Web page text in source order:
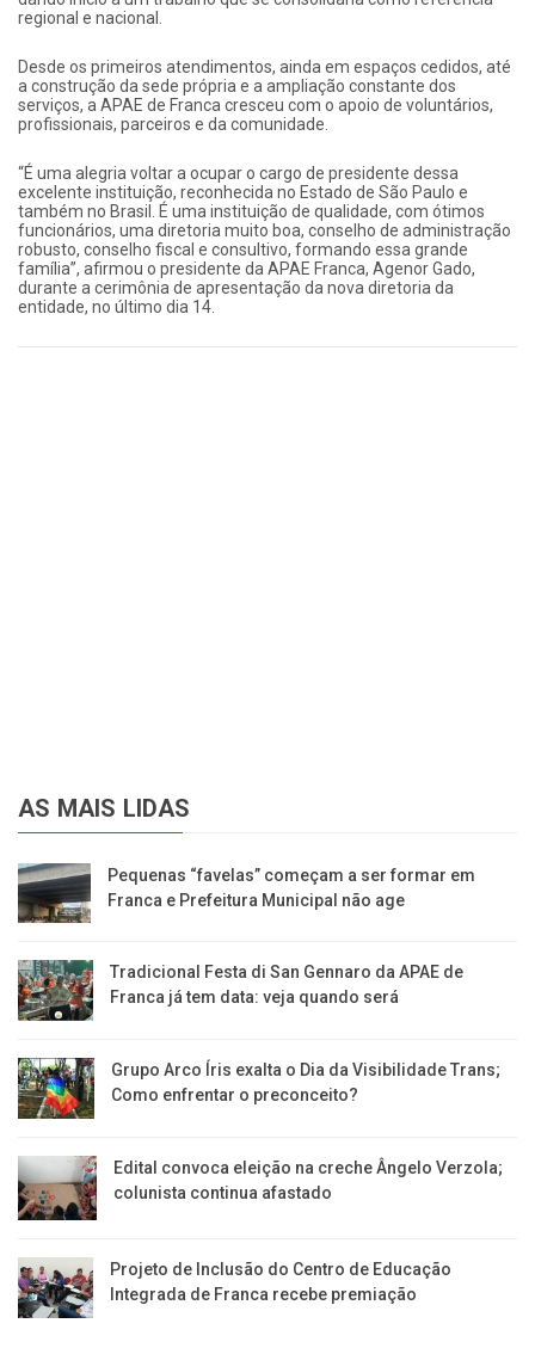
regional e nacional.
Desde os primeiros atendimentos, ainda em espaços cedidos, até
a construção da sede própria e a ampliação constante dos
serviços, a APAE de Franca cresceu com o apoio de voluntários,
profissionais, parceiros e da comunidade.
“É uma alegria voltar a ocupar o cargo de presidente dessa
excelente instituição, reconhecida no Estado de São Paulo e
também no Brasil. É uma instituição de qualidade, com ótimos
funcionários, uma diretoria muito boa, conselho de administração
robusto, conselho fiscal e consultivo, formando essa grande
família”, afirmou o presidente da APAE Franca, Agenor Gado,
durante a cerimônia de apresentação da nova diretoria da
entidade, no último dia 14.
AS MAIS LIDAS
Pequenas “favelas” começam a ser formar em
Franca e Prefeitura Municipal não age
Tradicional Festa di San Gennaro da APAE de
Franca já tem data: veja quando será
Grupo Arco Íris exalta o Dia da Visibilidade Trans;
Como enfrentar o preconceito?
Edital convoca eleição na creche Ângelo Verzola;
colunista continua afastado
Projeto de Inclusão do Centro de Educação
Integrada de Franca recebe premiação